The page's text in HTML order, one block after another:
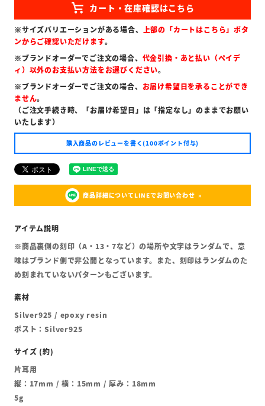
※サイズバリエーションがある場合、 上部の「カートはこちら」ボタ
ンからご確認いただけます。
※ブランドオーダーでご注文の場合、 代金引換・あと払い（ペイデ
ィ）以外のお支払い方法をお選びください。
※ブランドオーダーでご注文の場合、 お届け希望日を承ることができ
ません。
（ご注文手続き時、「お届け希望日」は「指定なし」のままでお願い
いたします）
購入商品のレビューを書く(100ポイント付与)
商品詳細についてLINEでお問い合わせ
※商品裏側の刻印（A・13・7など）の場所や文字はランダムで、意
味はブランド側で非公開となっています。また、刻印はランダムのた
め刻まれていないパターンもございます。
Silver925 / epoxy resin
ポスト：Silver925
片耳用
縦：17mm / 横：15mm / 厚み：18mm
5g